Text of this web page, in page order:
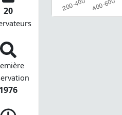
20
1976